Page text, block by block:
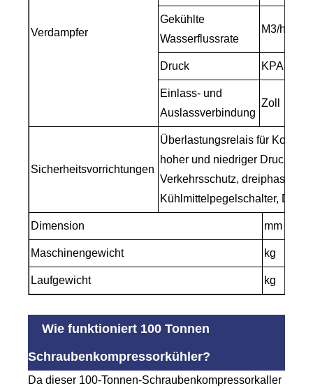
Verdampfer
Gekühlte
Wasserflussrate
M3/h
Druck KPA
Einlass- und
Auslassverbindung
Zoll
Sicherheitsvorrichtungen
Überlastungsrelais für
hoher und niedriger
Verkehrsschutz, dreiphasige
Kühlmittelpegelschalter,
Dimension mm
Maschinengewicht kg
Laufgewicht kg
Wie funktioniert 100 Tonnen
Schraubenkompressorkühler?
Da dieser 100-Tonnen-Schraubenkompressorkaller